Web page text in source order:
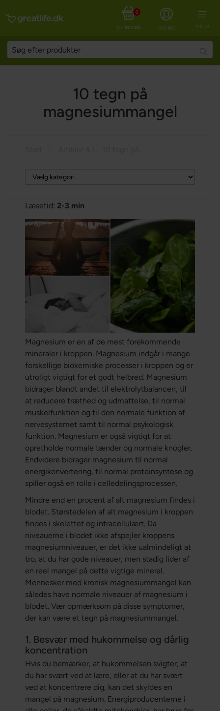
MENU
LOG IND
DIN INDKØBSKURV
0
10 tegn på
magnesiummangel
Læsetid: 2-3 min
Magnesium er en af ​​de mest forekommende
mineraler i kroppen. Magnesium indgår i mange
forskellige biokemiske processer i kroppen og er
utroligt vigtigt for et godt helbred. Magnesium
bidrager blandt andet til elektrolytbalancen, til
at reducere træthed og udmattelse, til normal
muskelfunktion og til den normale funktion af
nervesystemet samt til normal psykologisk
funktion. Magnesium er også vigtigt for at
opretholde normale tænder og normale knogler.
Endvidere bidrager magnesium til normal
energikonvertering, til normal proteinsyntese og
spiller også en rolle i celledelingsprocessen.
Mindre end en procent af alt magnesium findes i
blodet. Størstedelen af alt magnesium i kroppen
findes i skelettet og intracellulært. Da
niveauerne i blodet ikke afspejler kroppens
magnesiumniveauer, er det ikke ualmindeligt at
tro, at du har gode niveauer, men stadig lider af
en reel mangel på dette vigtige mineral.
Mennesker med kronisk magnesiummangel kan
således have normale niveauer af magnesium i
blodet. Vær opmærksom på disse symptomer,
der kan være et tegn på magnesiummangel.
1. Besvær med hukommelse og dårlig
koncentration
Hvis du bemærker, at hukommelsen svigter, at
du har svært ved at lære, eller at du har svært
ved at koncentrere dig, kan det skyldes en
mangel på magnesium. Energiproducenterne i